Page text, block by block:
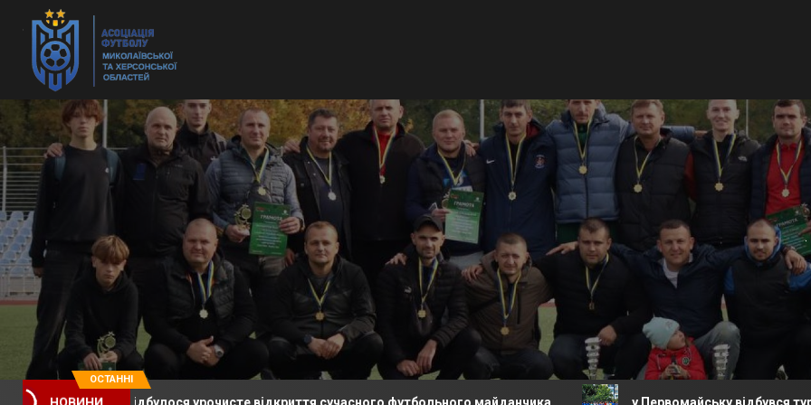
ОСТАННІ
відбулося урочисте відкриття сучасного футбольного майданчика. у Первомайську відбувся турнір з